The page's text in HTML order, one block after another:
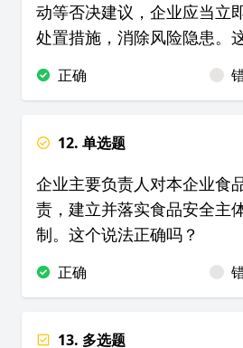
动等否决建议，企业应当立
处置措施，消除风险隐患。
正确
12. 单选题
企业主要负责人对本企业食
责，建立并落实食品安全主
制。这个说法正确吗？
正确
13. 多选题